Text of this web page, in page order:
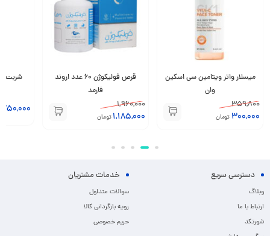
میسلار واتر ویتامین سی اسکین
وان
359,800
300,000 تومان
قرص فولیکوژن 60 عدد اروند
فارمد
1,960,000
1,185,000 تومان
دسترسی سریع
وبلاگ
ارتباط با ما
شورتکد
خدمات مشتریان
سوالات متداول
رویه بازگردانی کالا
حریم خصوصی